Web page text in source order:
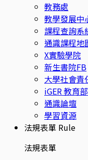
教務處
教學發展中
課程查詢系
通識課程地
X實驗學院
新生書院FB
大學社會責
iGER 教育
通識論壇
學習資源
法規表單 Rule
法規表單